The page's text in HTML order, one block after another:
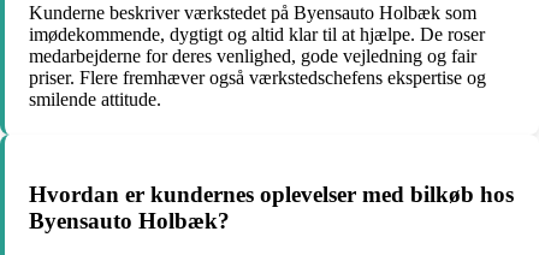
Kunderne beskriver værkstedet på Byensauto Holbæk som
imødekommende, dygtigt og altid klar til at hjælpe. De roser
medarbejderne for deres venlighed, gode vejledning og fair
priser. Flere fremhæver også værkstedschefens ekspertise og
smilende attitude.
Hvordan er kundernes oplevelser med bilkøb hos
Byensauto Holbæk?